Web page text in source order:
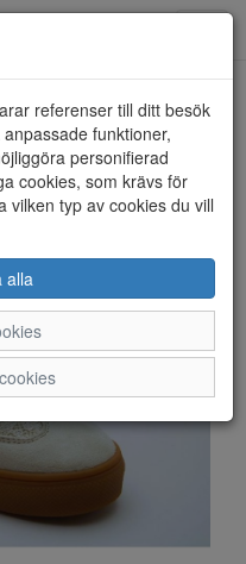
referenser till ditt besök
funktioner,
personifierad
cookies, som krävs för
vilken typ av cookies du vill
alla